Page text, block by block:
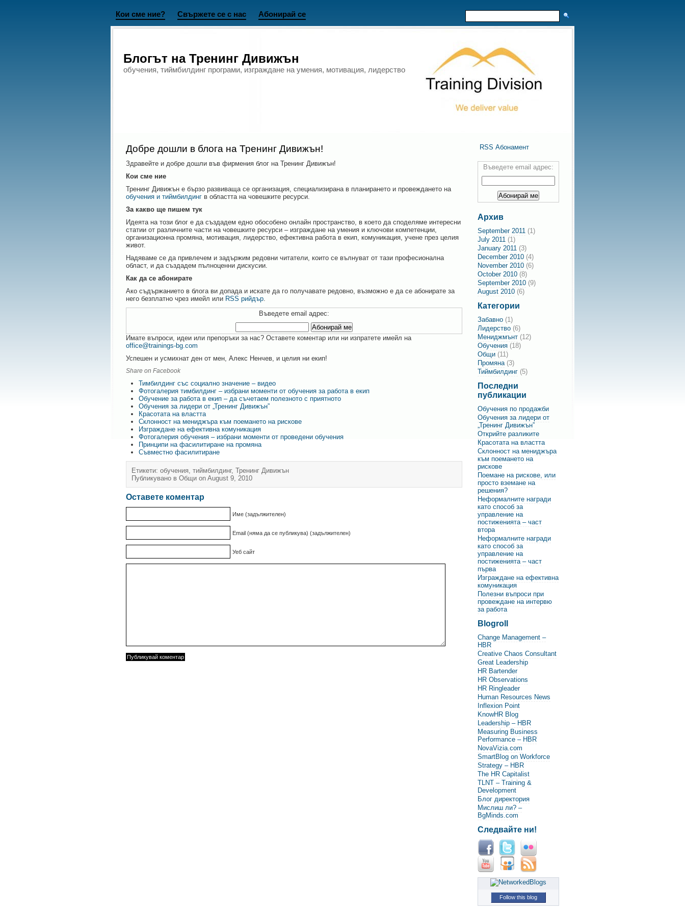
Кои сме ние? Свържете се с нас Абонирай се
Блогът на Тренинг Дивижън
обучения, тиймбилдинг програми, изграждане на умения, мотивация, лидерство
RSS Абонамент
Въведете email адрес:
Архив
September 2011 (1)
July 2011 (1)
January 2011 (3)
December 2010 (4)
November 2010 (6)
October 2010 (8)
September 2010 (9)
August 2010 (6)
Категории
Забавно (1)
Лидерство (6)
Мениджмънт (12)
Обучения (18)
Общи (11)
Промяна(3)
Тиймбилдинг (5)
Последни
публикации
Обучения по продажби
Обучения за лидери от
„Тренинг Дивижън”
Открийте разликите
Красотата на властта
Склонност на мениджъра
към поемането на
рискове
Поемане на рискове, или
просто вземане на
решения?
Неформалните награди
като способ за
управление на
постиженията – част
втора
Неформалните награди
като способ за
управление на
постиженията – част
първа
Изграждане на ефективна
комуникация
Полезни въпроси при
провеждане на интервю
за работа
Blogroll
Change Management –
HBR
Creative Chaos Consultant
Great Leadership
HR Bartender
HR Observations
HR Ringleader
Human Resources News
Inflexion Point
KnowHR Blog
Leadership – HBR
Measuring Business
Performance – HBR
NovaVizia.com
SmartBlog on Workforce
Strategy – HBR
The HR Capitalist
TLNT – Training &
Development
Блог директория
Мислиш ли? –
BgMinds.com
Следвайте ни!
Follow this blog
Добре дошли в блога на Тренинг Дивижън!
Здравейте и добре дошли във фирмения блог на Тренинг Дивижън!
Кои сме ние
Тренинг Дивижън е бързо развиваща се организация, специализирана в планирането и провеждането на
обучения и тиймбилдинг в областта на човешките ресурси.
За какво ще пишем тук
Идеята на този блог е да създадем едно обособено онлайн пространство, в което да споделяме интересни
статии от различните части на човешките ресурси – изграждане на умения и ключови компетенции,
организационна промяна, мотивация, лидерство, ефективна работа в екип, комуникация, учене през целия
живот.
Надяваме се да привлечем и задържим редовни читатели, които се вълнуват от тази професионална
област, и да създадем пълноценни дискусии.
Как да се абонирате
Ако съдържанието в блога ви допада и искате да го получавате редовно, възможно е да се абонирате за
него безплатно чрез имейл или RSS рийдър.
Въведете email адрес:
Имате въпроси, идеи или препоръки за нас? Оставете коментар или ни изпратете имейл на
office@trainings-bg.com
Успешен и усмихнат ден от мен, Алекс Ненчев, и целия ни екип!
Share on Facebook
Тимбилдинг със социално значение – видео
Фотогалерия тимбилдинг – избрани моменти от обучения за работа в екип
Обучение за работа в екип – да съчетаем полезното с приятното
Обучения за лидери от „Тренинг Дивижън”
Красотата на властта
Склонност на мениджъра към поемането на рискове
Изграждане на ефективна комуникация
Фотогалерия обучения – избрани моменти от проведени обучения
Принципи на фасилитиране на промяна
Съвместно фасилитиране
Етикети: обучения, тиймбилдинг, Тренинг Дивижън
Публикувано в Общи on August 9, 2010
Оставете коментар
Име (задължителен)
Email (няма да се публикува) (задължителен)
Уеб сайт